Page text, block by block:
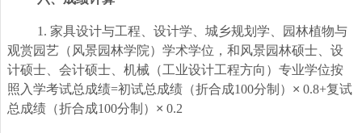
1. 家具设计与工程、设计学、城乡规划学、园林植物与
观赏园艺（风景园林学院）学术学位，和风景园林硕士、设
计硕士、会计硕士、机械（工业设计工程方向）专业学位按
照入学考试总成绩=初试总成绩（折合成100分制） × 0.8+复试
总成绩（折合成100分制） × 0.2